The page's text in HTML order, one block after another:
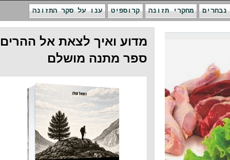
תזונה קרוספיט ענו על סקר התזונה
מדוע ואיך לצאת אל ההרים -
ספר מתנה מושלם